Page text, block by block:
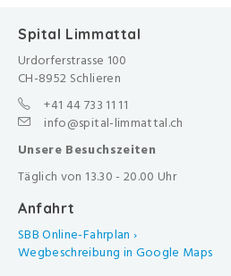
Spital Limmattal
Urdorferstrasse 100
CH-8952 Schlieren
+41 44 733 11 11
info@spital-limmattal.ch
Unsere Besuchszeiten
Täglich von 13.30 - 20.00 Uhr
Anfahrt
SBB Online-Fahrplan ›
Wegbeschreibung in Google Maps